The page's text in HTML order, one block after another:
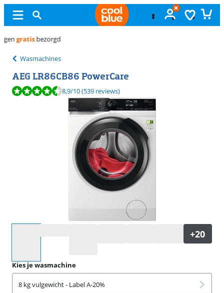
Wasmachines
AEG LR86CB86 PowerCare
Beoordeling is 8,9 van de 10, gebaseerd op 539 reviews.
8,9/10(539 reviews)
Kies je wasmachine
8 kg vulgewicht - Label A-20%